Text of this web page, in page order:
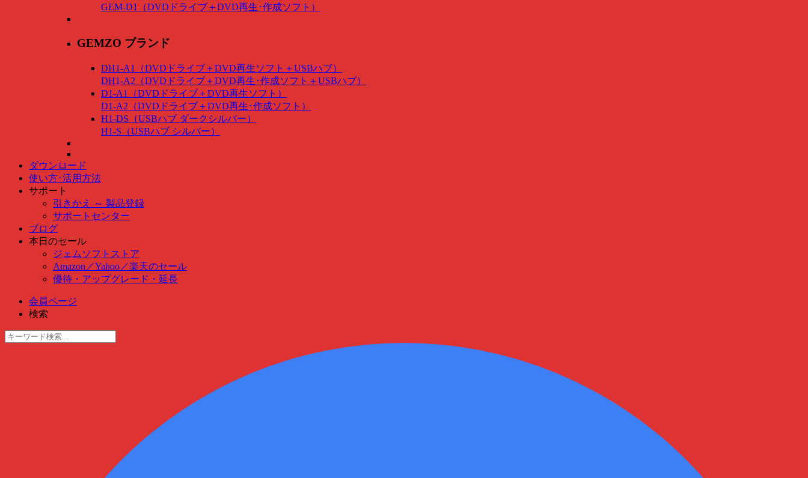
GEM-D1（DVDドライブ＋DVD再生･作成ソフト）
GEMZO ブランド
DH1-A1（DVDドライブ＋DVD再生ソフト＋USBハブ）
DH1-A2（DVDドライブ＋DVD再生･作成ソフト＋USBハブ）
D1-A1（DVDドライブ＋DVD再生ソフト）
D1-A2（DVDドライブ＋DVD再生･作成ソフト）
H1-DS（USBハブ ダークシルバー）
H1-S（USBハブ シルバー）
ダウンロード
使い方･活用方法
サポート
引きかえ ～ 製品登録
サポートセンター
ブログ
本日のセール
ジェムソフトストア
Amazon ／Yahoo ／楽天のセール
優待・アップグレード・延長
会員ページ
検索